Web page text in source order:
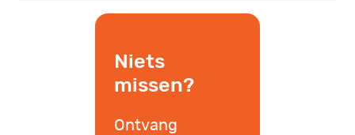
Niets
missen?
Ontvang